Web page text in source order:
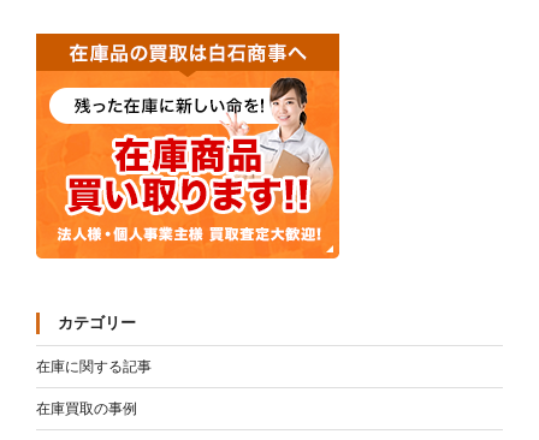
カテゴリー
在庫に関する記事
在庫買取の事例